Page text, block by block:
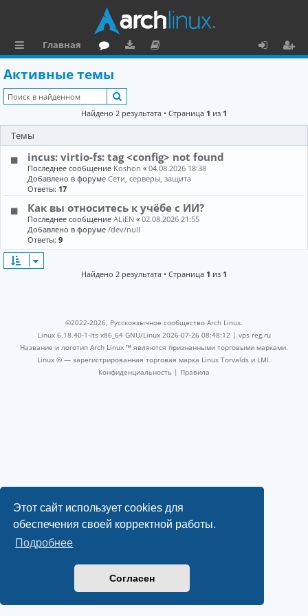
Этот сайт использует cookies для
обеспечения своей корректной работы.
Подробнее
Согласен
ы
л
к
и
Главная
ру
м
ру
зк
и
е
н
та
и
р
а
Активные темы
Найдено 2 результата • Страница 1 из 1
Темы
incus: virtio-fs: tag <config> not found
Последнее сообщение Koshon «04.08.2026 18:38
Добавлено в форумеСети, серверы, защита
Ответы: 17
Как вы относитесь к учёбе с ИИ?
Последнее сообщениеALiEN «02.08.2026 21:55
Добавлено в форуме/dev/null
Ответы:9
Найдено 2 результата • Страница 1 из 1
©2022-2026, Русскоязычное сообщество Arch Linux.
Linux 6.18.40-1-lts x86_64 GNU/Linux 2026-07-26 08:48:12 | vps reg.ru
Название и логотип Arch Linux ™ являются признанными торговыми марками.
Linux ® — зарегистрированная торговая марка Linus Torvalds и LMI.
Конфиденциальность | Правила